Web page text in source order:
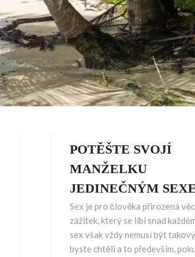
POTĚŠTE SVOJÍ
MANŽELKU
JEDINEČNÝM
Sex je pro člověka přirozená
zážitek, který se líbí snad
sex však vždy nemusí být
byste chtěli a to především,